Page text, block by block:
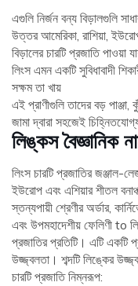
এগুলি নির্জন বন্য বিড়ালগুলি
উত্তর আমেরিকা, রাশিয়া,
বিড়ালের চারটি প্রজাতি পাওয়া
লিংস এমন একটি সুবিধাবাদী
সক্ষম তা খায়
এই প্রাণীগুলি তাদের বড়
জামা দ্বারা সহজেই
লিঙ্কস বৈজ্ঞানিক
লিংস চারটি প্রজাতির জঞ্জাল-
ইউরোপ এবং এশিয়ার শীতল
স্তন্যপায়ী শ্রেণীর অর্ডার,
এবং উপমহাদেশীয় ফেলিণী to
প্রজাতির প্রতিটি। এটি একটি
উজ্জ্বলতা। শব্দটি লিঙ্কের
চারটি প্রজাতি নিম্নরূপ: